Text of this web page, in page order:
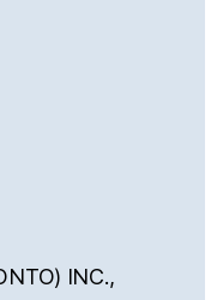
INC.,